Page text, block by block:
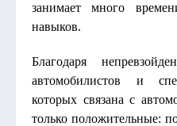
занимает много
навыков.
Благодаря
автомобилистов и
которых связана с
только положительные: